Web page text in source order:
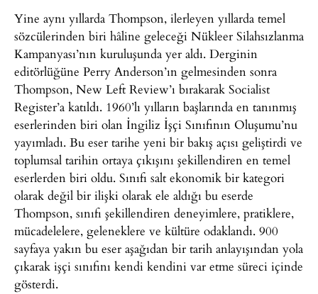
Yine aynı yıllarda Thompson, ilerleyen yıllarda temel
sözcülerinden biri hâline geleceği Nükleer Silahsızlanma
Kampanyası’nın kuruluşunda yer aldı. Derginin
editörlüğüne Perry Anderson’ın gelmesinden sonra
Thompson, New Left Review’ı bırakarak Socialist
Register’a katıldı. 1960’lı yılların başlarında en tanınmış
eserlerinden biri olan İngiliz İşçi Sınıfının Oluşumu’nu
yayımladı. Bu eser tarihe yeni bir bakış açısı geliştirdi ve
toplumsal tarihin ortaya çıkışını şekillendiren en temel
eserlerden biri oldu. Sınıfı salt ekonomik bir kategori
olarak değil bir ilişki olarak ele aldığı bu eserde
Thompson, sınıfı şekillendiren deneyimlere, pratiklere,
mücadelelere, geleneklere ve kültüre odaklandı. 900
sayfaya yakın bu eser aşağıdan bir tarih anlayışından yola
çıkarak işçi sınıfını kendi kendini var etme süreci içinde
gösterdi.